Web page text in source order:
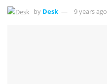
by Desk 9 years ago